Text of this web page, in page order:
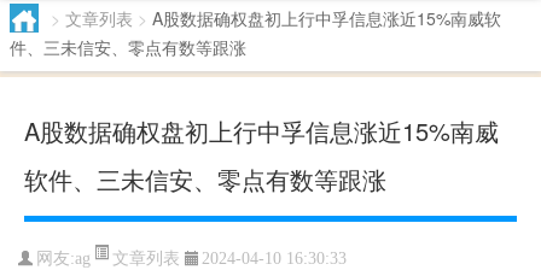
> 文章列表 > A股数据确权盘初上行中孚信息涨近15%南威软
件、三未信安、零点有数等跟涨
A股数据确权盘初上行中孚信息涨近15%南威
软件、三未信安、零点有数等跟涨
网友:ag 文章列表 2024-04-10 16:30:33